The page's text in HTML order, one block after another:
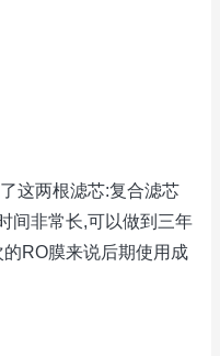
两根滤芯:复合滤芯
间非常长,可以做到三年
RO膜来说后期使用成